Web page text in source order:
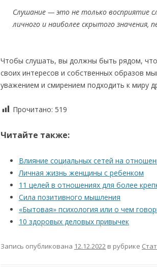
Слушание — это не только восприятие
личного и наиболее скрытого значения,
Чтобы слушать, вы должны быть рядом,
своих интересов и собственных образов
уважением и смирением подходить к миру
Прочитано: 519
Читайте также:
Влияние социальных сетей на
Личная жизнь женщины с ребенком
11 целей в отношениях для более
Сила позитивного мышления
«Бытовая» психология или о чем
10 здоровых деловых привычек
Запись опубликована 12.12.2022 в рубрике